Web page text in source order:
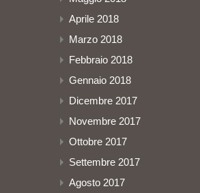
Aprile 2018
Marzo 2018
Febbraio 2018
Gennaio 2018
Dicembre 2017
Novembre 2017
Ottobre 2017
Settembre 2017
Agosto 2017